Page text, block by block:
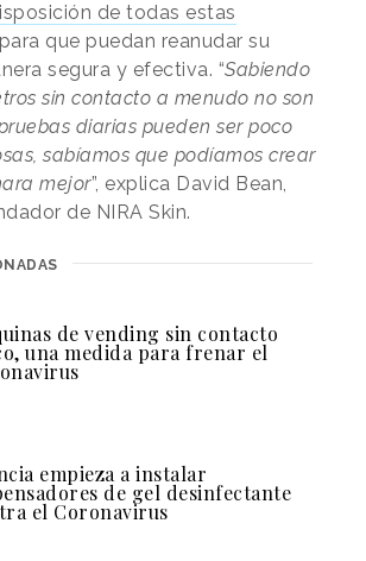
de todas estas
para que puedan reanudar su
segura y efectiva. “Sabiendo
sin contacto a menudo no son
diarias pueden ser poco
sabíamos que podíamos crear
mejor”, explica David Bean,
de NIRA Skin.
de vending sin contacto
una medida para frenar el
empieza a instalar
de gel desinfectante
el Coronavirus